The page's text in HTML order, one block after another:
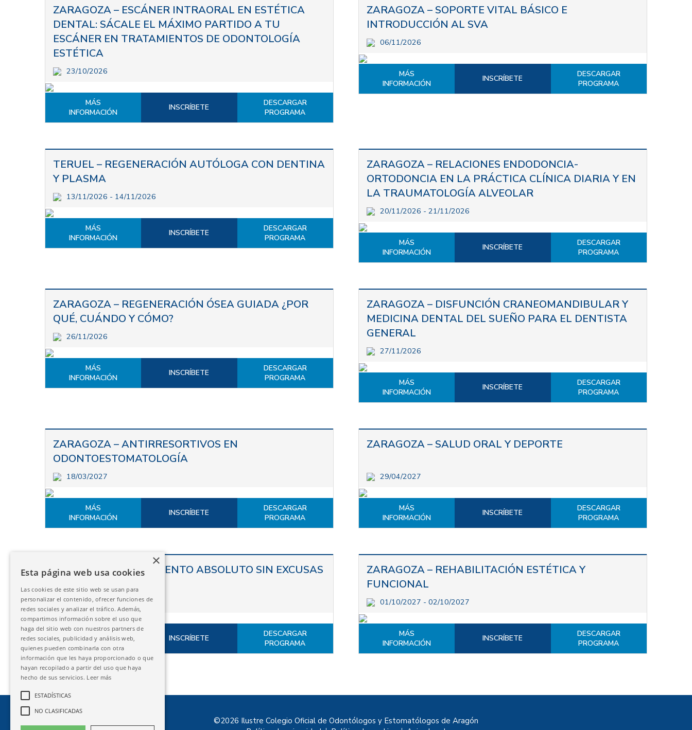
ZARAGOZA – ESCÁNER INTRAORAL EN ESTÉTICA
DENTAL: SÁCALE EL MÁXIMO PARTIDO A TU
ESCÁNER EN TRATAMIENTOS DE ODONTOLOGÍA
ESTÉTICA
23/10/2026
MÁS
INFORMACIÓN
INSCRÍBETE
DESCARGAR
PROGRAMA
ZARAGOZA – SOPORTE VITAL BÁSICO E
INTRODUCCIÓN AL SVA
06/11/2026
MÁS
INFORMACIÓN
INSCRÍBETE
DESCARGAR
PROGRAMA
TERUEL – REGENERACIÓN AUTÓLOGA CON DENTINA
Y PLASMA
13/11/2026 - 14/11/2026
MÁS
INFORMACIÓN
INSCRÍBETE
DESCARGAR
PROGRAMA
ZARAGOZA – RELACIONES ENDODONCIA-
ORTODONCIA EN LA PRÁCTICA CLÍNICA DIARIA Y EN
LA TRAUMATOLOGÍA ALVEOLAR
20/11/2026 - 21/11/2026
MÁS
INFORMACIÓN
INSCRÍBETE
DESCARGAR
PROGRAMA
ZARAGOZA – REGENERACIÓN ÓSEA GUIADA ¿POR
QUÉ, CUÁNDO Y CÓMO?
26/11/2026
MÁS
INFORMACIÓN
INSCRÍBETE
DESCARGAR
PROGRAMA
ZARAGOZA – DISFUNCIÓN CRANEOMANDIBULAR Y
MEDICINA DENTAL DEL SUEÑO PARA EL DENTISTA
GENERAL
27/11/2026
MÁS
INFORMACIÓN
INSCRÍBETE
DESCARGAR
PROGRAMA
ZARAGOZA – ANTIRRESORTIVOS EN
ODONTOESTOMATOLOGÍA
18/03/2027
MÁS
INFORMACIÓN
INSCRÍBETE
DESCARGAR
PROGRAMA
ZARAGOZA – SALUD ORAL Y DEPORTE
29/04/2027
MÁS
INFORMACIÓN
INSCRÍBETE
DESCARGAR
PROGRAMA
ZARAGOZA – AISLAMIENTO ABSOLUTO SIN EXCUSAS
21/05/2027
MÁS
INFORMACIÓN
INSCRÍBETE
DESCARGAR
PROGRAMA
ZARAGOZA – REHABILITACIÓN ESTÉTICA Y
FUNCIONAL
01/10/2027 - 02/10/2027
MÁS
INFORMACIÓN
INSCRÍBETE
DESCARGAR
PROGRAMA
©2026 Ilustre Colegio Oficial de Odontólogos y Estomatólogos de Aragón
Esta página web usa cookies
Las cookies de este sitio web se usan para
personalizar el contenido, ofrecer funciones de
redes sociales y analizar el tráfico. Además,
compartimos información sobre el uso que
haga del sitio web con nuestros partners de
redes sociales, publicidad y análisis web,
quienes pueden combinarla con otra
información que les haya proporcionado o que
hayan recopilado a partir del uso que haya
hecho de sus servicios. Leer más
ESTADÍSTICAS
NO CLASIFICADAS
×